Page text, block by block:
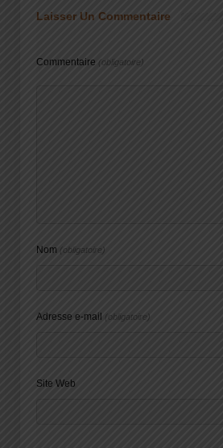
Laisser Un Commentaire
Commentaire (obligatoire)
Nom (obligatoire)
Adresse e-mail (obligatoire)
Site Web